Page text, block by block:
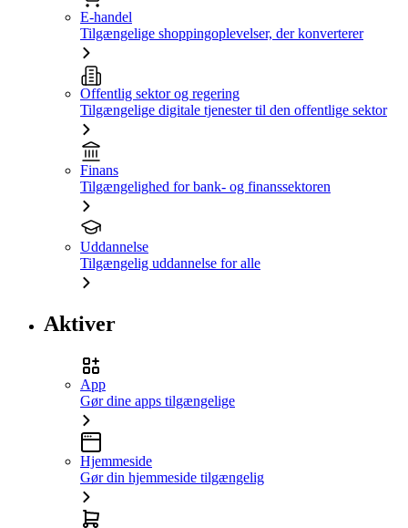
E-handel
Tilgængelige shoppingoplevelser, der konverterer
Offentlig sektor og regering
Tilgængelige digitale tjenester til den offentlige sektor
Finans
Tilgængelighed for bank- og finanssektoren
Uddannelse
Tilgængelig uddannelse for alle
Aktiver
App
Gør dine apps tilgængelige
Hjemmeside
Gør din hjemmeside tilgængelig